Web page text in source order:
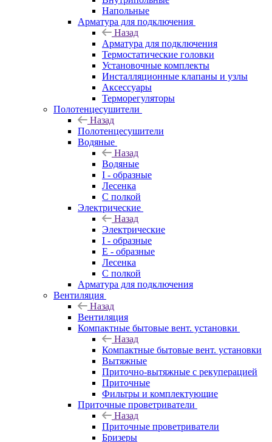
Напольные
Арматура для подключения
Назад
Арматура для подключения
Термостатические головки
Установочные комплекты
Инсталляционные клапаны и узлы
Аксессуары
Терморегуляторы
Полотенцесушители
Назад
Полотенцесушители
Водяные
Назад
Водяные
I - образные
Лесенка
С полкой
Электрические
Назад
Электрические
I - образные
E - образные
Лесенка
С полкой
Арматура для подключения
Вентиляция
Назад
Вентиляция
Компактные бытовые вент. установки
Назад
Компактные бытовые вент. установки
Вытяжные
Приточно-вытяжные с рекуперацией
Приточные
Фильтры и комплектующие
Приточные проветриватели
Назад
Приточные проветриватели
Бризеры